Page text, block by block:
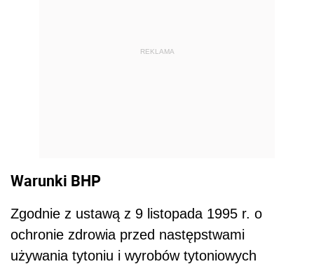
REKLAMA
Warunki BHP
Zgodnie z ustawą z 9 listopada 1995 r. o
ochronie zdrowia przed następstwami
używania tytoniu i wyrobów tytoniowych